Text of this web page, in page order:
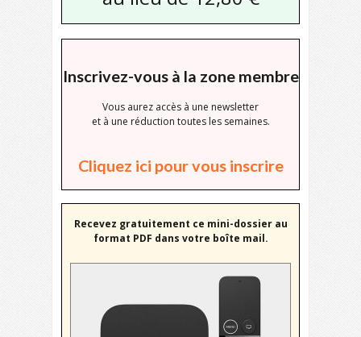
Inscrivez-vous à la zone membre
Vous aurez accès à une newsletter
et à une réduction toutes les semaines.
Cliquez ici pour vous inscrire
Recevez gratuitement ce mini-dossier au
format PDF dans votre boîte mail.